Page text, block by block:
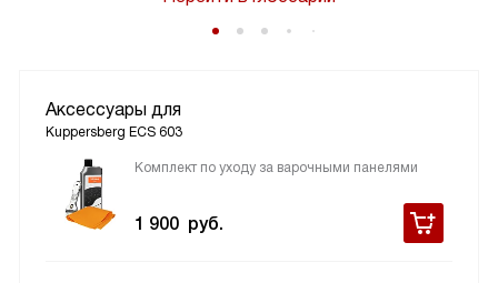
Аксессуары для
Kuppersberg ECS 603
Комплект по уходу за варочными панелями
1 900 руб.